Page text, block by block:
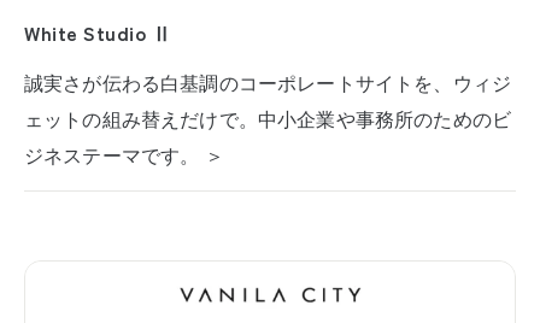
White Studio Ⅱ
誠実さが伝わる白基調のコーポレートサイトを、ウィジ
ェットの組み替えだけで。中小企業や事務所のためのビ
ジネステーマです。 ＞